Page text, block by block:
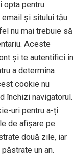
opta pentru
email și sitului tău
nu mai trebuie să
Aceste
și te autentifici în
a determina
cookie nu
închizi navigatorul.
uri pentru a-ți
de afișare pe
două zile, iar
un an.